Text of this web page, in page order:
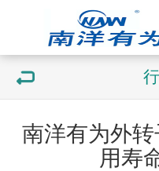
南洋有为外
用寿